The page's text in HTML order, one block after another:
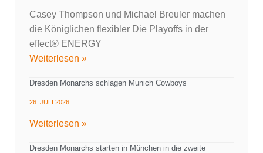
Casey Thompson und Michael Breuler machen
die Königlichen flexibler Die Playoffs in der
effect® ENERGY
Weiterlesen »
Dresden Monarchs schlagen Munich Cowboys
26. JULI 2026
Weiterlesen »
Dresden Monarchs starten in München in die zweite